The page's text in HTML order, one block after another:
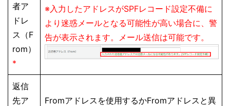
者ア
ドレ
ス（F
rom）
*
※入力したアドレスがSPFレコード設定不備に
より迷惑メールとなる可能性が高い場合に、警
告が表示されます。メール送信は可能です。
返信
先ア
Fromアドレスを使用するかFromアドレスと異